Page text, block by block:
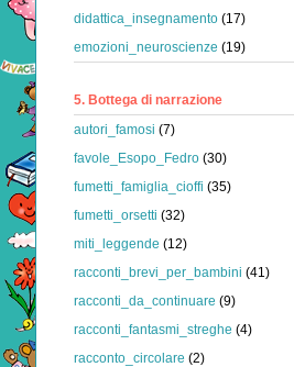
didattica_insegnamento (17)
emozioni_neuroscienze (19)
5. Bottega di narrazione
autori_famosi (7)
favole_Esopo_Fedro (30)
fumetti_famiglia_cioffi (35)
fumetti_orsetti (32)
miti_leggende (12)
racconti_brevi_per_bambini (41)
racconti_da_continuare (9)
racconti_fantasmi_streghe (4)
racconto_circolare (2)